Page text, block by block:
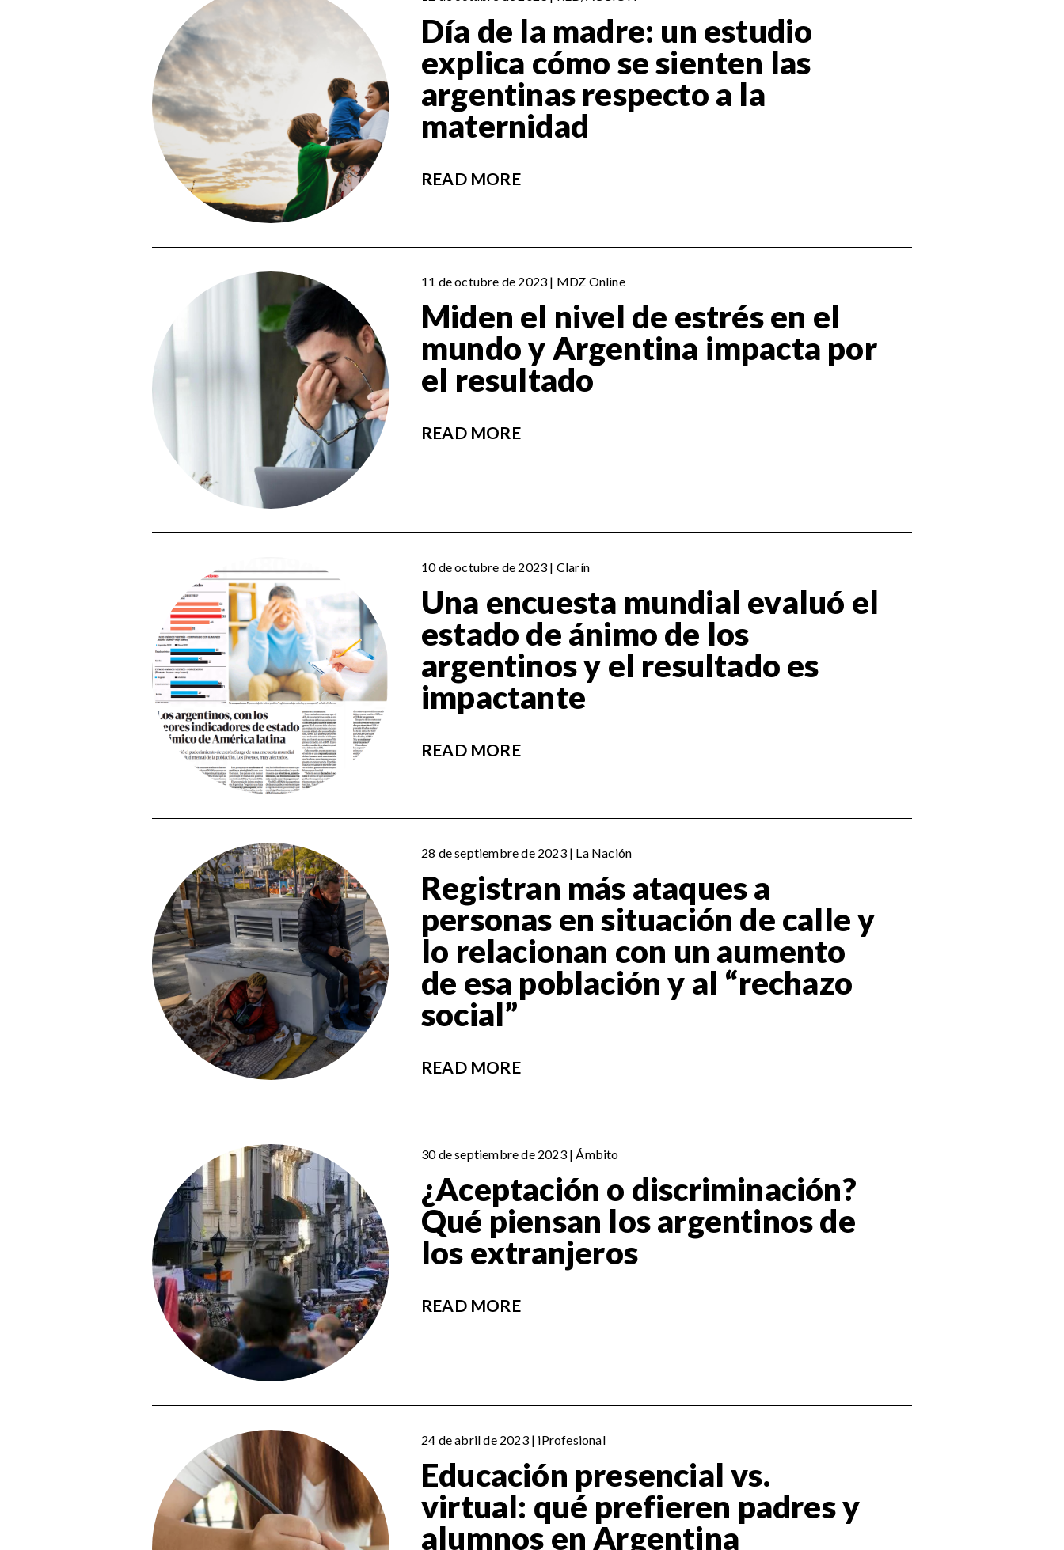
Día de la madre: un estudio
explica cómo se sienten las
argentinas respecto a la
maternidad
READ MORE
11 de octubre de 2023 | MDZ Online
Miden el nivel de estrés en el
mundo y Argentina impacta por
el resultado
READ MORE
10 de octubre de 2023 | Clarín
Una encuesta mundial evaluó el
estado de ánimo de los
argentinos y el resultado es
impactante
READ MORE
28 de septiembre de 2023 | La Nación
Registran más ataques a
personas en situación de calle y
lo relacionan con un aumento
de esa población y al “rechazo
social”
READ MORE
30 de septiembre de 2023 | Ámbito
¿Aceptación o discriminación?
Qué piensan los argentinos de
los extranjeros
READ MORE
24 de abril de 2023 | iProfesional
Educación presencial vs.
virtual: qué prefieren padres y
alumnos en Argentina